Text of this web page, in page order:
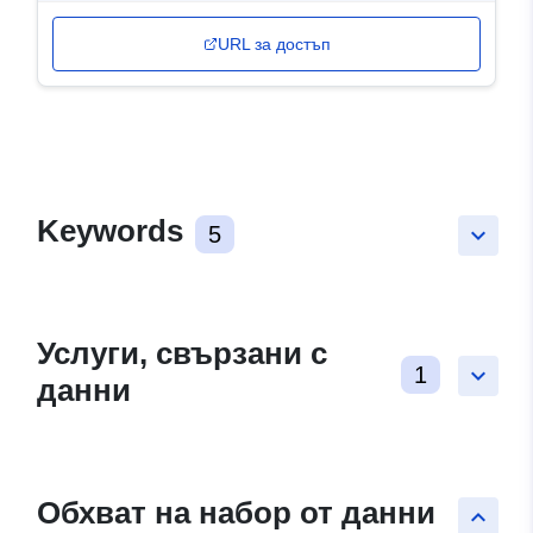
URL за достъп
keyboard_arrow_down
Keywords 5
keyboard_arrow_down
Услуги, свързани с
данни
1
keyboard_arrow_up
Обхват на набор от данни